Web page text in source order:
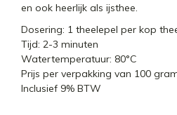
en ook heerlijk als ijsthee.
Dosering: 1 theelepel per kop
Tijd: 2-3 minuten
Watertemperatuur: 80°C
Prijs per verpakking van 100
Inclusief 9% BTW